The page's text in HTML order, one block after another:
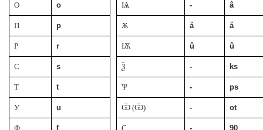
О o Ѩ - â
П p Ѫ ǎ ǎ
Р r Ѭ û û
С s Ѯ - ks
Т t Ѱ - ps
У u Ѿ (Ѿ) - ot
Ф f Ҁ - 90